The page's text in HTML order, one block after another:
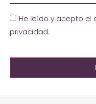
He leído y acepto el
privacidad.